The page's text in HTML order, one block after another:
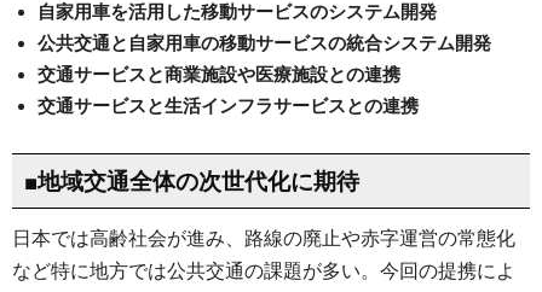
自家用車を活用した移動サービスのシステム開発
公共交通と⾃家⽤⾞の移動サービスの統合システム開発
交通サービスと商業施設や医療施設との連携
交通サービスと⽣活インフラサービスとの連携
■地域交通全体の次世代化に期待
日本では高齢社会が進み、路線の廃止や赤字運営の常態化
など特に地方では公共交通の課題が多い。今回の提携によ